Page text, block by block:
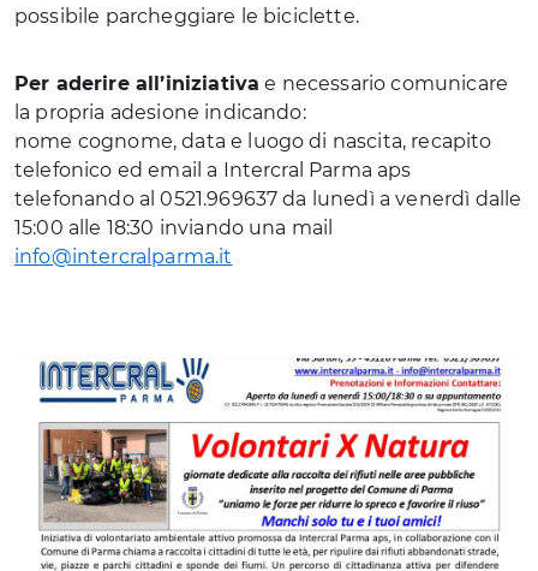
possibile parcheggiare le biciclette.
Per aderire all’iniziativa e necessario comunicare
la propria adesione indicando:
nome cognome, data e luogo di nascita, recapito
telefonico ed email a Intercral Parma aps
telefonando al 0521.969637 da lunedì a venerdì dalle
15:00 alle 18:30 inviando una mail
info@intercralparma.it